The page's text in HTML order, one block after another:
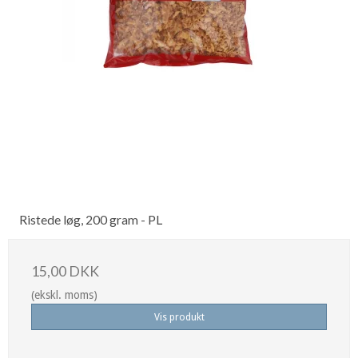
Ristede løg, 200 gram - PL
15,00 DKK
(ekskl. moms)
Vis produkt